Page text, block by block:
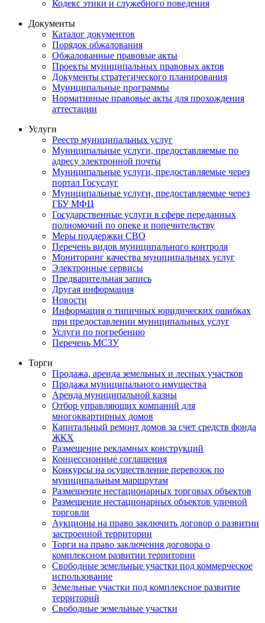
Кодекс этики и служебного поведения
Документы
Каталог документов
Порядок обжалования
Обжалованные правовые акты
Проекты муниципальных правовых актов
Документы стратегического планирования
Муниципальные программы
Нормативные правовые акты для прохождения
аттестации
Услуги
Реестр муниципальных услуг
Муниципальные услуги, предоставляемые по
адресу электронной почты
Муниципальные услуги, предоставляемые через
портал Госуслуг
Муниципальные услуги, предоставляемые через
ГБУ МФЦ
Государственные услуги в сфере переданных
полномочий по опеке и попечительству
Меры поддержки СВО
Перечень видов муниципального контроля
Мониторинг качества муниципальных услуг
Электронные сервисы
Предварительная запись
Другая информация
Новости
Информация о типичных юридических ошибках
при предоставлении муниципальных услуг
Услуги по погребению
Перечень МСЗУ
Торги
Продажа, аренда земельных и лесных участков
Продажа муниципального имущества
Аренда муниципальной казны
Отбор управляющих компаний для
многоквартирных домов
Капитальный ремонт домов за счет средств фонда
ЖКХ
Размещение рекламных конструкций
Концессионные соглашения
Конкурсы на осуществление перевозок по
муниципальным маршрутам
Размещение нестационарных торговых объектов
Размещение нестационарных объектов уличной
торговли
Аукционы на право заключить договор о развитии
застроенной территории
Торги на право заключения договора о
комплексном развитии территории
Свободные земельные участки под коммерческое
использование
Земельные участки под комплексное развитие
территорий
Свободные земельные участки